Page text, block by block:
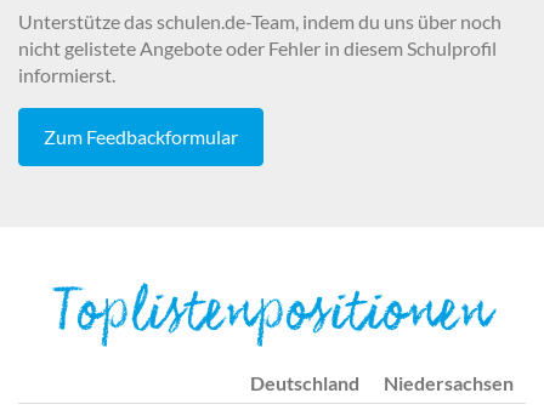
Unterstütze das schulen.de-Team, indem du uns über noch
nicht gelistete Angebote oder Fehler in diesem Schulprofil
informierst.
Zum Feedbackformular
Toplistenpositionen
Deutschland
Niedersachsen